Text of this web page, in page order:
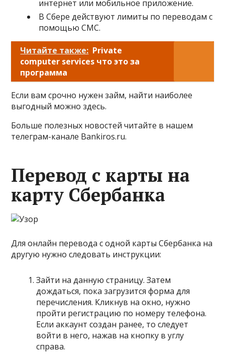
интернет или мобильное приложение.
В Сбере действуют лимиты по переводам с
помощью СМС.
Читайте также: Private
computer services что это за
программа
Если вам срочно нужен займ, найти наиболее
выгодный можно здесь.
Больше полезных новостей читайте в нашем
телеграм-канале Bankiros.ru.
Перевод с карты на
карту Сбербанка
Для онлайн перевода с одной карты Сбербанка на
другую нужно следовать инструкции:
Зайти на данную страницу. Затем
дождаться, пока загрузится форма для
перечисления. Кликнув на окно, нужно
пройти регистрацию по номеру телефона.
Если аккаунт создан ранее, то следует
войти в него, нажав на кнопку в углу
справа.